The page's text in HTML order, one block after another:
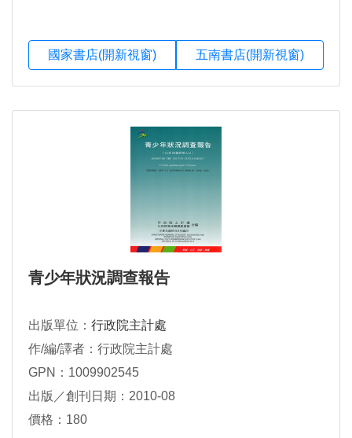
國家書店(開新視窗) 五南書店(開新視窗)
青少年狀況調查報告
出版單位： 行政院主計處
作/編/譯者：行政院主計處
GPN：1009902545
出版／創刊日期：2010-08
價格：180